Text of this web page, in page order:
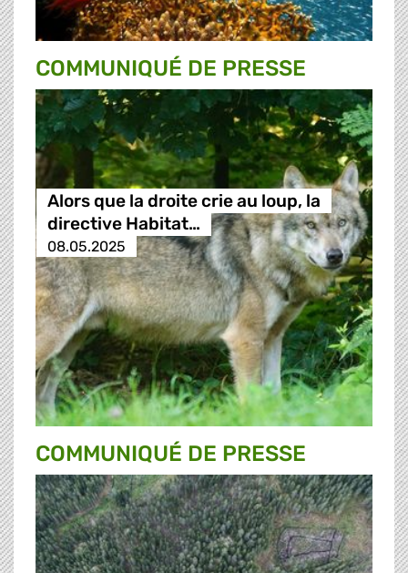
COMMUNIQUÉ DE PRESSE
Alors que la droite crie au loup, la
directive Habitat…
08.05.2025
COMMUNIQUÉ DE PRESSE